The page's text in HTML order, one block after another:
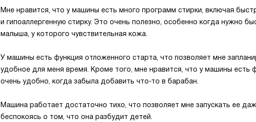
Мне нравится, что у машины есть много программ стирки, включая
и гипоаллергенную стирку. Это очень полезно, особенно когда нужно
малыша, у которого чувствительная кожа.
У машины есть функция отложенного старта, что позволяет мне
удобное для меня время. Кроме того, мне нравится, что у машины есть
очень удобно, когда забыла добавить что-то в барабан.
Машина работает достаточно тихо, что позволяет мне запускать ее
беспокоясь о том, что она разбудит детей.